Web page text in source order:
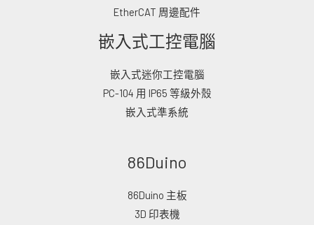
EtherCAT 周邊配件
嵌入式工控電腦
嵌入式迷你工控電腦
PC-104 用 IP65 等級外殼
嵌入式準系統
86Duino
86Duino 主板
3D 印表機